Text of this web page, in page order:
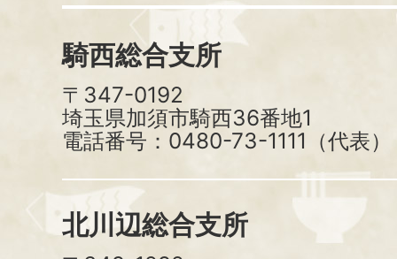
騎西総合支所
〒347-0192
埼玉県加須市騎西36番地1
電話番号：0480-73-1111（代表）
北川辺総合支所